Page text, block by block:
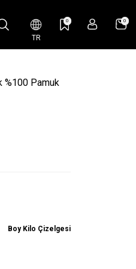
TR
0 0
%100 Pamuk
Boy Kilo Çizelgesi